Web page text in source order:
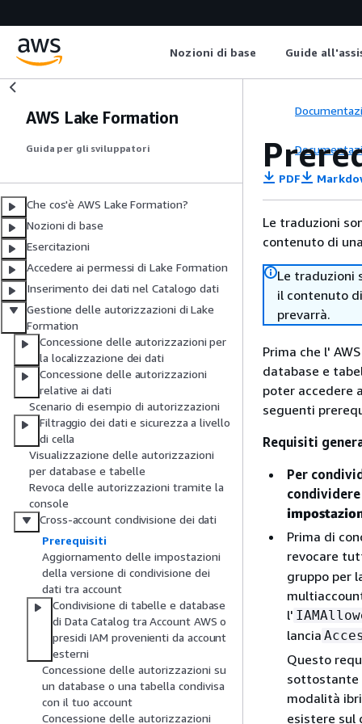
Nozioni di base Guide
AWS Lake Formation
Guida per gli sviluppatori
Che cos'è AWS Lake Formation?
Nozioni di base
Esercitazioni
Accedere ai permessi di Lake Formation
Inserimento dei dati nel Catalogo dati
Gestione delle autorizzazioni di Lake
Formation
Concessione delle autorizzazioni per
la localizzazione dei dati
Concessione delle autorizzazioni
relative ai dati
Scenario di esempio di autorizzazioni
Filtraggio dei dati e sicurezza a livello
di cella
Visualizzazione delle autorizzazioni
per database e tabelle
Revoca delle autorizzazioni tramite la
console
Cross-account condivisione dei dati
Prerequisiti
Aggiornamento delle impostazioni
della versione di condivisione dei
dati tra account
Condivisione di tabelle e database
di Data Catalog tra Account AWS o
presidi IAM provenienti da account
esterni
Concessione delle autorizzazioni su
un database o una tabella condivisa
con il tuo account
Concessione delle autorizzazioni
PDF
Le traduzioni
contenuto di
Le traduzioni
il contenuto
prevarrà.
Prima che l'
database e
poter accedere
seguenti
Requisiti
Per
Prima di
revocare
gruppo per
l'
lancia
Questo
sottostante
modalità
esistere sul